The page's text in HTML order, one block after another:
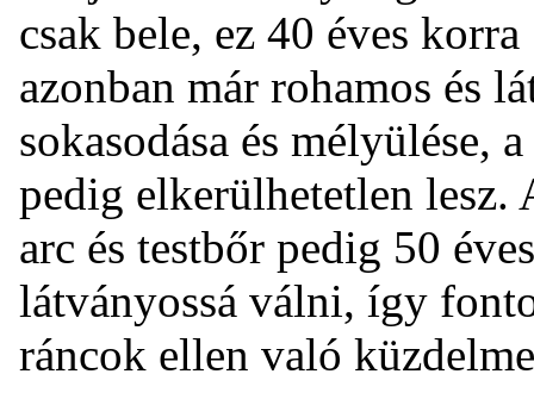
csak bele, ez 40 éves
azonban már rohamos és
sokasodása és mélyülése,
pedig elkerülhetetlen lesz.
arc és testbőr pedig 50
látványossá válni, így
ráncok ellen való